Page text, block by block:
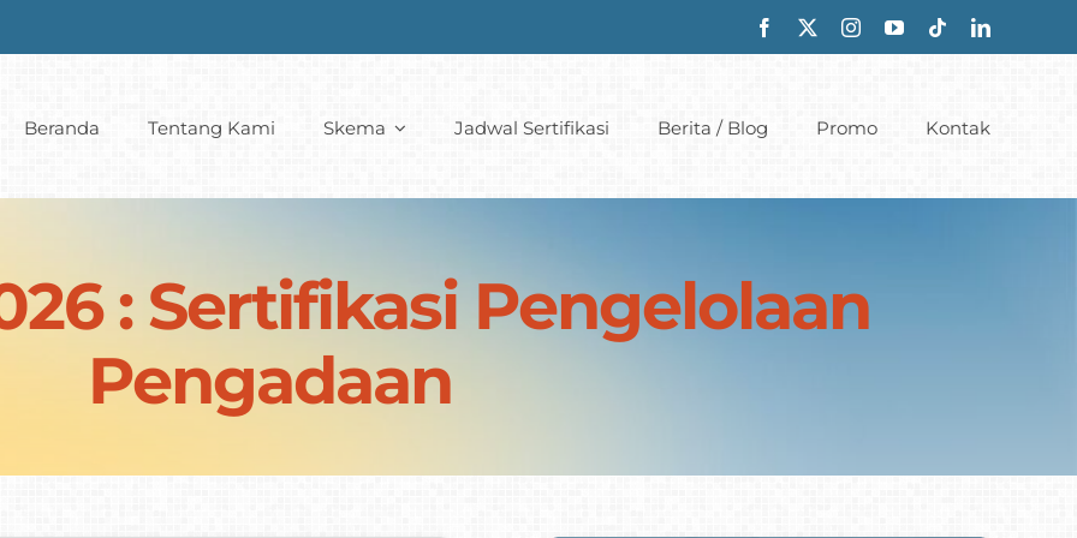
Beranda Tentang Kami Skema Jadwal Sertifikasi Berita / Blog Promo Kontak
: Sertifikasi Pengelolaan
Pengadaan